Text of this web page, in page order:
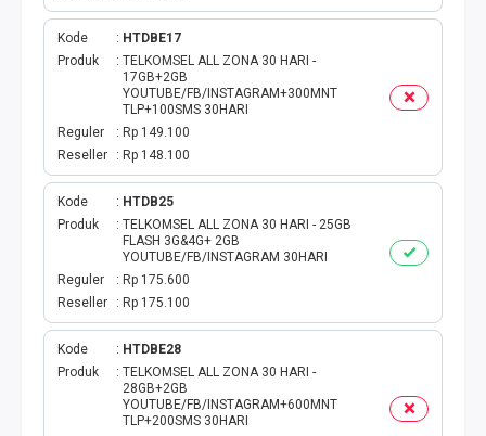
TAG PBB
TAG PGN & PERTAGAS
VA BEBAS NOMINAL
TRANSFER UANG
VA NOMINAL
BEBAS NOMINAL
E WALLET BEBAS NOMINAL
Kode
HTDBE17
Produk
TELKOMSEL ALL ZONA 30 HARI -
17GB+2GB
YOUTUBE/FB/INSTAGRAM+300MNT
TLP+100SMS 30HARI
Reguler
Rp 149.100
Reseller
Rp 148.100
Kode
HTDB25
Produk
TELKOMSEL ALL ZONA 30 HARI - 25GB
FLASH 3G&4G+ 2GB
YOUTUBE/FB/INSTAGRAM 30HARI
Reguler
Rp 175.600
Reseller
Rp 175.100
Kode
HTDBE28
Produk
TELKOMSEL ALL ZONA 30 HARI -
28GB+2GB
YOUTUBE/FB/INSTAGRAM+600MNT
TLP+200SMS 30HARI